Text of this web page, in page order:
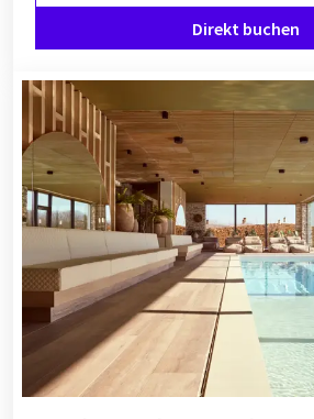
Direkt buchen